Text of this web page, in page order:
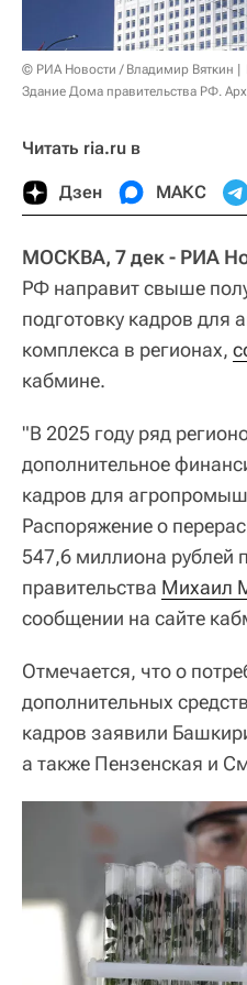
© РИА Новости / Владимир Вяткин
Здание Дома правительства РФ.
Читать ria.ru в
Дзен МАКС
МОСКВА, 7 дек - РИА
РФ направит свыше
подготовку кадров
комплекса в регионах,
кабмине.
"В 2025 году ряд
дополнительное
кадров для
Распоряжение о
547,6 миллиона рублей
правительства Михаил
сообщении на сайте
Отмечается, что о
дополнительных
кадров заявили
а также Пензенская и